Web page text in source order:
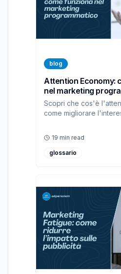
blog
Attention Economy:
nel marketing
Scopri che cos'è
come migliorare
19 min read
glossario